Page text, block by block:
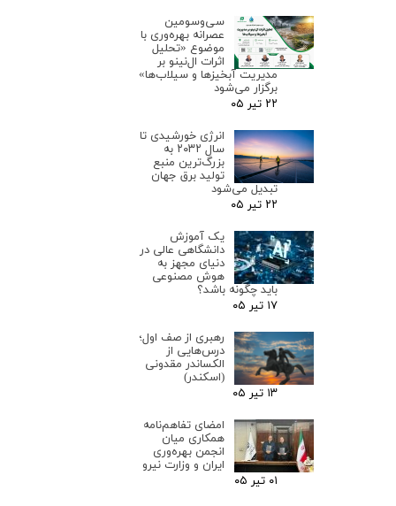
سی‌وسومین
عصرانه بهره‌وری با
موضوع «تحلیل
اثرات ال‌نینو بر
مدیریت آبخیزها و سیلاب‌ها»
برگزار می‌شود
۲۲ تیر ۰۵
انرژی خورشیدی تا
سال ۲۰۳۲ به
بزرگ‌ترین منبع
تولید برق جهان
تبدیل می‌شود
۲۲ تیر ۰۵
یک آموزش
دانشگاهی عالی در
دنیای مجهز به
هوش مصنوعی
باید چگونه باشد؟
۱۷ تیر ۰۵
رهبری از صف اول؛
درس‌هایی از
الکساندر مقدونی
(اسکندر)
۱۳ تیر ۰۵
امضای تفاهم‌نامه
همکاری میان
انجمن بهره‌وری
ایران و وزارت نیرو
۰۱ تیر ۰۵